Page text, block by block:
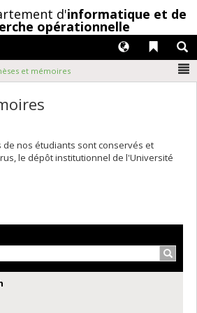
d'informatique et de
opérationnelle
Liens
Langues
et mémoires
de nos étudiants sont conservés et
le dépôt institutionnel de l'Université